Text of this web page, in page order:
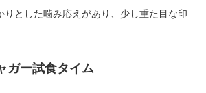
りとした噛み応えがあり、少し重た目な印
ガー試食タイム